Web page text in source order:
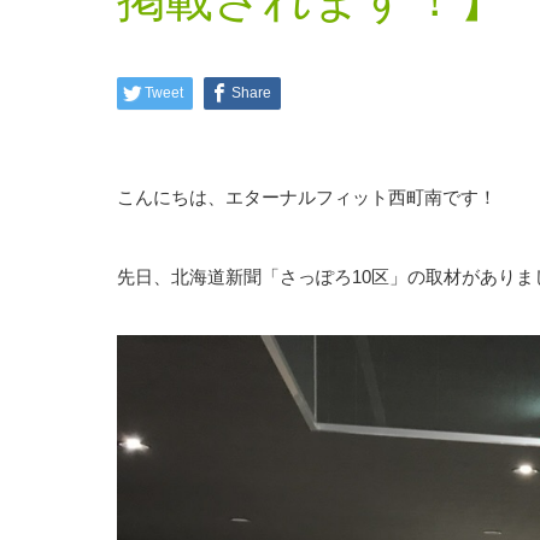
Tweet Share
こんにちは、エターナルフィット西町南です！
先日、北海道新聞「さっぽろ10区」の取材がありま